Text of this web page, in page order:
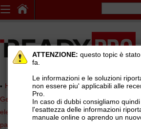
Home page> AREE DI SUPPORTO
Gestionale Ready Pro>Contabilità,
elettronica >Prima nota, e procedura
pagamenti
ATTENZIONE: questo topic è
fa.
Le informazioni e le soluzioni
non essere piu' applicabili alle
Pro.
In caso di dubbi consigliamo
l'esattezza delle informazioni
manuale online o aprendo un